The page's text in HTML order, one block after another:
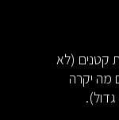
קטנים (לא
מה יקרה